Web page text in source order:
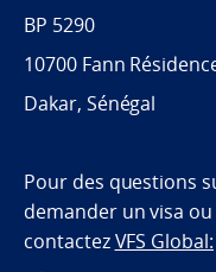
BP 5290
10700 Fann
Dakar, Sénégal
Pour des questions
demander un visa
contactezVFS Global: